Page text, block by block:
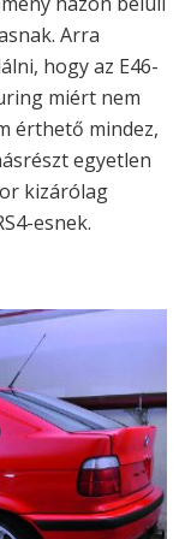
Arra
hogy az E46-
miért nem
érthető mindez,
egyetlen
kizárólag
esnek.